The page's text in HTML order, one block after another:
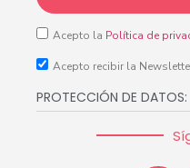
Acepto la Política de
Acepto recibir la
PROTECCIÓN DE DATOS: